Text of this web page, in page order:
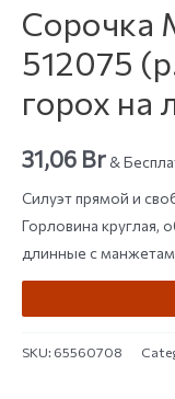
Сорочка
512075
горох на
31,06 Br&
Силуэт прямой и
Горловина круглая,
длинные с
SKU:65560708